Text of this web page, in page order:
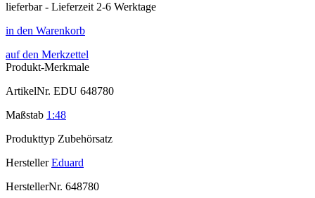
lieferbar - Lieferzeit 2-6 Werktage
in den Warenkorb
auf den Merkzettel
Produkt-Merkmale
ArtikelNr. EDU 648780
Maßstab 1:48
Produkttyp Zubehörsatz
Hersteller Eduard
HerstellerNr. 648780